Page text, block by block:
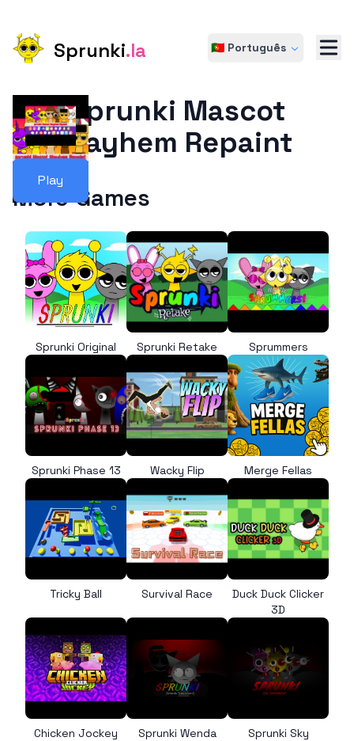
Sprunki.la 🇵🇹 Português
Play
Sprunki Mascot
Mayhem Repaint
More Games
Sprunki Original Sprunki Retake Sprummers
Sprunki Phase 13 Wacky Flip Merge Fellas
Tricky Ball Survival Race
Duck Duck Clicker
3D
Chicken Jockey
Sprunki Wenda
Sprunki Sky